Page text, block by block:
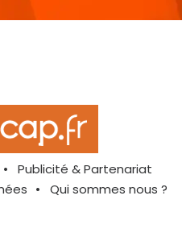
Publicité & Partenariat
Qui sommes nous ?